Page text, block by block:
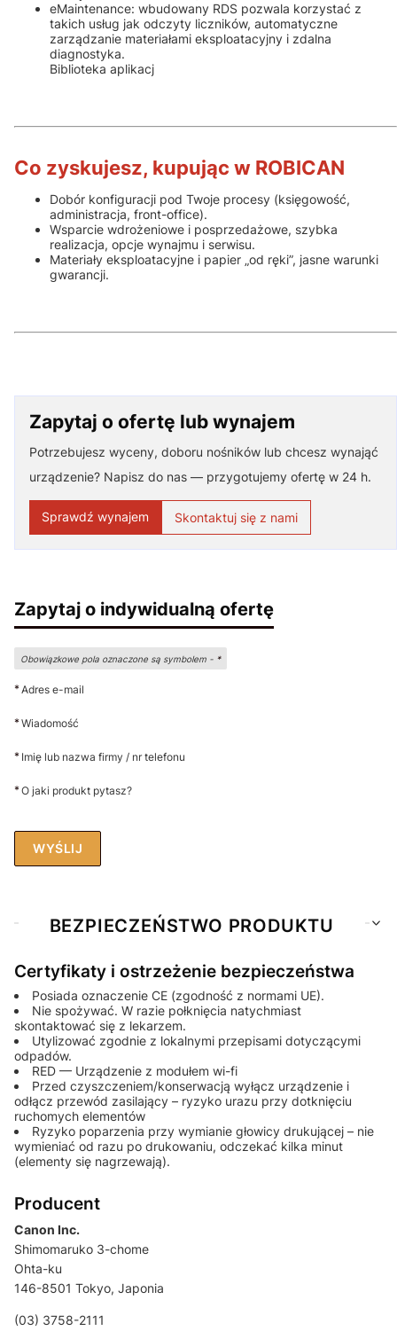
eMaintenance: wbudowany RDS pozwala korzystać z
takich usług jak odczyty liczników, automatyczne
zarządzanie materiałami eksploatacyjny i zdalna
diagnostyka.
Biblioteka aplikacj
Co zyskujesz, kupując w ROBICAN
Dobór konfiguracji pod Twoje procesy (księgowość,
administracja, front-office).
Wsparcie wdrożeniowe i posprzedażowe, szybka
realizacja, opcje wynajmu i serwisu.
Materiały eksploatacyjne i papier „od ręki”, jasne warunki
gwarancji.
Zapytaj o ofertę lub wynajem
Potrzebujesz wyceny, doboru nośników lub chcesz wynająć
urządzenie? Napisz do nas — przygotujemy ofertę w 24 h.
Sprawdź wynajem Skontaktuj się z nami
Zapytaj o indywidualną ofertę
Obowiązkowe pola oznaczone są symbolem - *
*Adres e-mail
*Wiadomość
* Imię lub nazwa firmy / nr telefonu
*O jaki produkt pytasz?
WYŚLIJ
BEZPIECZEŃSTWO PRODUKTU
Certyfikaty i ostrzeżenie bezpieczeństwa
Posiada oznaczenie CE (zgodność z normami UE).
Nie spożywać. W razie połknięcia natychmiast
skontaktować się z lekarzem.
Utylizować zgodnie z lokalnymi przepisami dotyczącymi
odpadów.
RED — Urządzenie z modułem wi-fi
Przed czyszczeniem/konserwacją wyłącz urządzenie i
odłącz przewód zasilający – ryzyko urazu przy dotknięciu
ruchomych elementów
Ryzyko poparzenia przy wymianie głowicy drukującej – nie
wymieniać od razu po drukowaniu, odczekać kilka minut
(elementy się nagrzewają).
Producent
Canon Inc.
Shimomaruko 3-chome
Ohta-ku
146-8501 Tokyo, Japonia
(03) 3758-2111